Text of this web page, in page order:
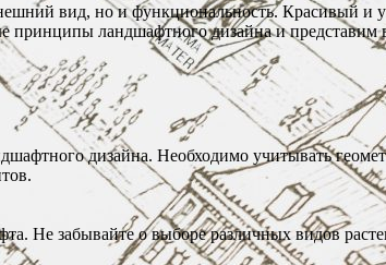
вид, но и функциональность. Красивый и
ландшафтного дизайна и представим
дизайна. Необходимо учитывать
Не забывайте о выборе различных видов